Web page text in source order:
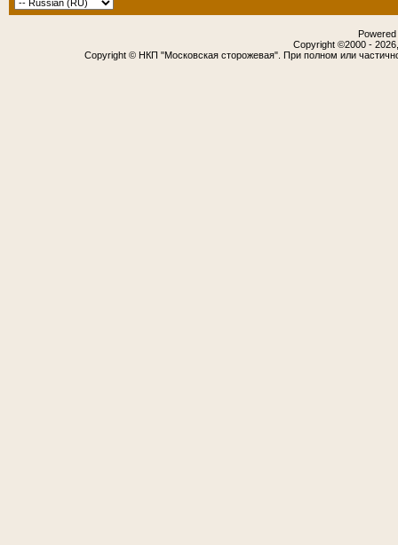
Copyright ©2000 -
Copyright © НКП "Московская сторожевая". При полном или